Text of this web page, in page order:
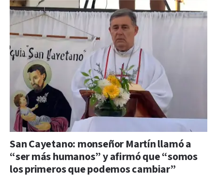
San Cayetano: monseñor Martín llamó a
“ser más humanos” y afirmó que “somos
los primeros que podemos cambiar”